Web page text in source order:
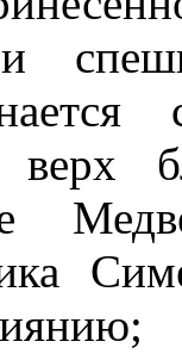
и
верх